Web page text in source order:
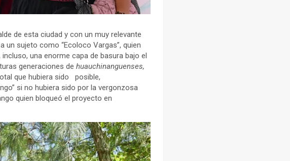
de esta ciudad y con un muy relevante
un sujeto como “Ecoloco Vargas”, quien
una enorme capa de basura bajo el
generaciones dehuauchinanguenses,
que hubiera sido posible,
si no hubiera sido por la vergonzosa
quien bloqueó el proyecto en